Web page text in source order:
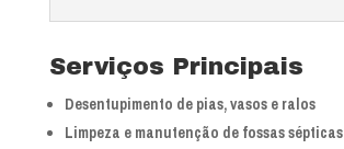
Serviços Principais
Desentupimento de pias, vasos e ralos
Limpeza e manutenção de fossas sépticas